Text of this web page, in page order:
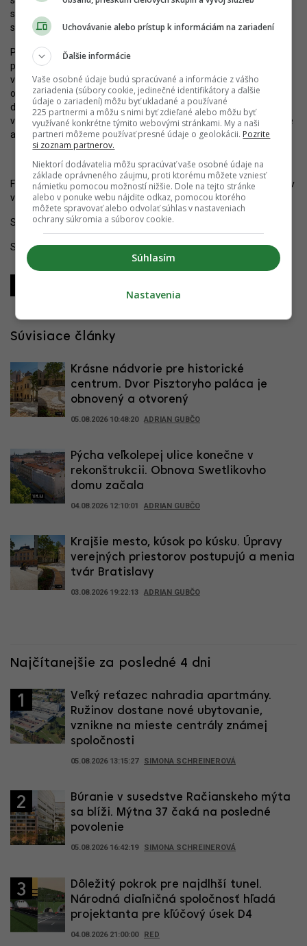
s Prahou. Tá je však súčasťou obrazu českej metropoly už od 19.
storočia.
Pri podobnom prístupe – keď bude takýmto spôsobom
postupovať nielen samospráva, ale aj súkromní investori pri
vlastných projektoch – bude situácia už veľmi skoro dramaticky
odlišná. Ak sa bude Bratislavská dlažba používať aj naďalej, do
desiatich rokov bude skutočne súčasťou identity mesta. Projekty
v réžii Magistrátu či mestských častí budú pritom rovnako dôležité
ako na prvý pohľad drobné úpravy zo strany investorov.
Fotografie Radlinskej 2 z 8.11.2025. Pozrite si rekonštrukcie budov
vo
fotoalbumoch.
Sledujte YIM.BA naInstagrame
Sledujte YIM.BA naYouTube.
Súvisiace články
Krásne nádvorie pre historické
centrum. Dvor Pisztoryho paláca je
obnovený a otvorený
05.08.2026 10:48:20 ADRIAN GUBČO
Pýcha veľkolepej ulice konečne v
rekonštrukcii. Obnova Swetlikovho
domu začala
04.08.2026 12:10:01 ADRIAN GUBČO
Krajšie mesto, kúsok po kúsku. Úpravy
verejných priestorov postupujú a menia
tvár Bratislavy
03.08.2026 19:22:13 ADRIAN GUBČO
Najčítanejšie za posledné 4 dni
1
Veľký reťazec nahradia apartmány.
Ružinov dostane nové ubytovanie,
vznikne na mieste centrály známej
spoločnosti
05.08.2026 13:15:27 SIMONA SCHREINEROVÁ
2
Búranie v susedstve Račianskeho mýta
sa blíži. Mýtna 37 čaká na posledné
povolenie
05.08.2026 16:42:19 SIMONA SCHREINEROVÁ
3
Dôležitý pokrok pre najdlhší tunel.
Národná diaľničná spoločnosť hľadá
projektanta pre kľúčový úsek D4
04.08.2026 21:00:00 RED
Uchovávanie alebo prístup k informáciám na zariadení
Ďalšie informácie
Vaše osobné údaje budú spracúvané a informácie z vášho
zariadenia (súbory cookie, jedinečné identifikátory a ďalšie
údaje o zariadení) môžu byť ukladané a používané
225 partnermi a môžu s nimi byť zdieľané alebo môžu byť
využívané konkrétne týmito webovými stránkami. My a naši
partneri môžeme používať presné údaje o geolokácii. Pozrite
si zoznam partnerov.
Niektorí dodávatelia môžu spracúvať vaše osobné údaje na
základe oprávneného záujmu, proti ktorému môžete vzniesť
námietku pomocou možností nižšie. Dole na tejto stránke
alebo v ponuke webu nájdite odkaz, pomocou ktorého
môžete spravovať alebo odvolať súhlas v nastaveniach
ochrany súkromia a súborov cookie.
Súhlasím
Nastavenia